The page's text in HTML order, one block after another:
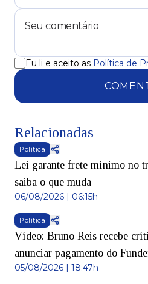
Eu li e aceito as Política de
Relacionadas
Política
Lei garante frete mínimo no
saiba o que muda
06/08/2026 | 06:15h
Política
Vídeo: Bruno Reis recebe
anunciar pagamento do
05/08/2026 | 18:47h